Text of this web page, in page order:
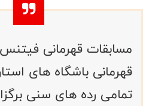
مسابقات قهرمانی فیتنس
قهرمانی باشگاه های
تمامی رده های سنی